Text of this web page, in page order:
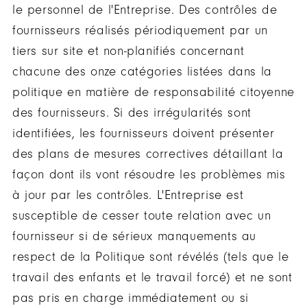
le personnel de l'Entreprise. Des contrôles de
fournisseurs réalisés périodiquement par un
tiers sur site et non-planifiés concernant
chacune des onze catégories listées dans la
politique en matière de responsabilité citoyenne
des fournisseurs. Si des irrégularités sont
identifiées, les fournisseurs doivent présenter
des plans de mesures correctives détaillant la
façon dont ils vont résoudre les problèmes mis
à jour par les contrôles. L'Entreprise est
susceptible de cesser toute relation avec un
fournisseur si de sérieux manquements au
respect de la Politique sont révélés (tels que le
travail des enfants et le travail forcé) et ne sont
pas pris en charge immédiatement ou si